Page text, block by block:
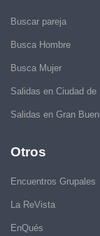
Buscar pareja
Busca Hombre
Busca Mujer
Salidas en Ciudad de
Salidas en Gran
Otros
Encuentros Grupales
La ReVista
EnQués